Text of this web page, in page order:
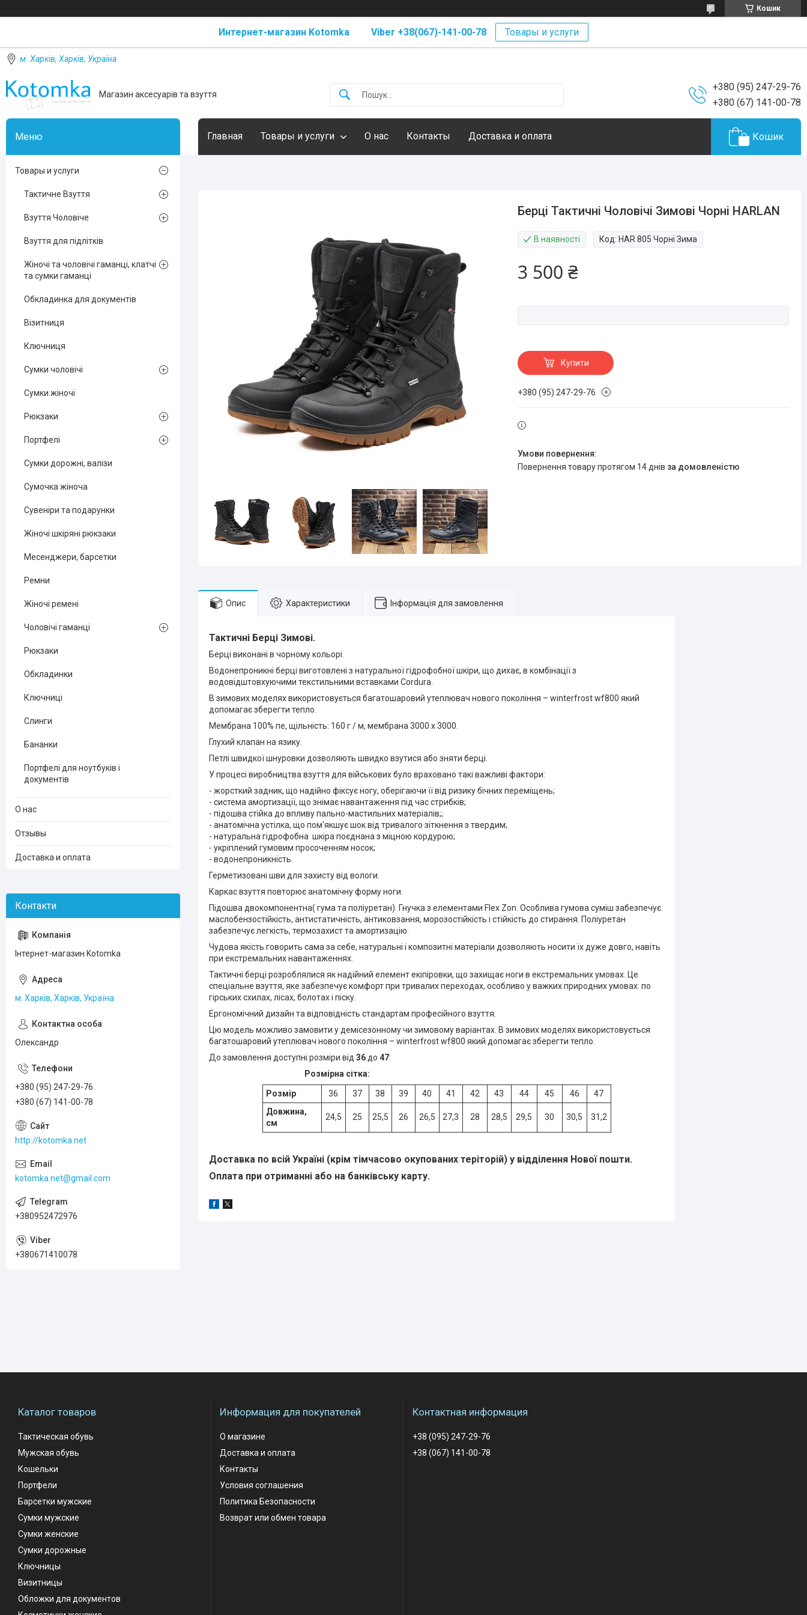
Кошик
Интернет-магазин Kotomka Viber +38(067)-141-00-78 Товары и услуги
м. Харків, Харків, Україна
Магазин аксесуарів та взуття
+380 (95) 247-29-76
+380 (67) 141-00-78
Главная Товары и услуги О нас Контакты Доставка и оплата Кошик
Берці Тактичні Чоловічі Зимові Чорні HARLAN
В наявності Код: HAR 805 Чорні Зима
3 500 ₴
Купити
+380 (95) 247-29-76
повернення товару протягом 14 днів за домовленістю
Опис Характеристики Інформація для замовлення
Тактичні Берці Зимові.
Берці виконані в чорному кольорі.
Водонепроникні берці виготовлені з натуральної гідрофобної шкіри, що дихає, в комбінації з
водовідштовхуючими текстильними вставками Cordura.
В зимових моделях використовується багатошаровий утеплювач нового покоління – winterfrost wf800 який
допомагає зберегти тепло.
Мембрана 100% пе, щільність: 160 г / м, мембрана 3000 х 3000.
Глухий клапан на язику.
Петлі швидкої шнуровки дозволяють швидко взутися або зняти берці.
У процесі виробництва взуття для військових було враховано такі важливі фактори:
- жорсткий задник, що надійно фіксує ногу, оберігаючи її від ризику бічних переміщень;
- система амортизації, що знімає навантаження під час стрибків;
- підошва стійка до впливу пально-мастильних матеріалів;;
- анатомічна устілка, що пом'якшує шок від тривалого зіткнення з твердим;
- натуральна гідрофобна шкіра поєднана з міцною кордурою;
- укріплений гумовим просоченням носок;
- водонепроникність.
Герметизовані шви для захисту від вологи.
Каркас взуття повторює анатомічну форму ноги.
Підошва двокомпонентна( гума та поліуретан). Гнучка з елементами Flex Zon. Особлива гумова суміш забезпечує
маслобензостійкість, антистатичність, антиковзання, морозостійкість і стійкість до стирання. Поліуретан
забезпечує легкість, термозахист та амортизацію.
Чудова якість говорить сама за себе, натуральні і композитні матеріали дозволяють носити їх дуже довго, навіть
при екстремальних навантаженнях.
Тактичні берці розроблялися як надійний елемент екіпіровки, що захищає ноги в екстремальних умовах. Це
спеціальне взуття, яке забезпечує комфорт при тривалих переходах, особливо у важких природних умовах: по
гірських схилах, лісах, болотах і піску.
Ергономічний дизайн та відповідність стандартам професійного взуття.
Цю модель можливо замовити у демісезонномучи зимовому варіантах. В зимових моделях використовується
багатошаровий утеплювач нового покоління – winterfrost wf800 який допомагає зберегти тепло.
До замовлення доступні розміри від 36 до 47:
Розмірна сітка:
Розмір 36 37 38 39 40 41 42 43 44 45 46
47
Довжина,
см
24,5 25 25,5 26 26,5 27,3 28 28,5 29,5 30 30,5 31,2
Доставка по всій Україні (крім тімчасово окупованих теріторій) у відділення Нової пошти.
Оплата при отриманні або на банківську карту.
Товары и услуги
Тактичне Взуття
Взуття Чоловіче
Взуття для підлітків
Жіночі та чоловічі гаманці, клатчі
та сумки гаманці
Обкладинка для документів
Візитниця
Ключниця
Сумки чоловічі
Сумки жіночі
Рюкзаки
Портфелі
Сумки дорожні, валізи
Сумочка жіноча
Сувеніри та подарунки
Жіночі шкіряні рюкзаки
Месенджери, барсетки
Ремни
Жіночі ремені
Чоловічі гаманці
Рюкзаки
Обкладинки
Ключниці
Слинги
Бананки
Портфелі для ноутбуків і
документів
О нас
Отзывы
Доставка и оплата
Інтернет-магазин Kotomka
м. Харків, Харків, Україна
Олександр
+380 (95) 247-29-76
+380 (67) 141-00-78
http://kotomka.net
kotomka.net@gmail.com
+380952472976
+380671410078
Каталог товаров
Тактическая обувь
Мужская обувь
Кошельки
Портфели
Барсетки мужские
Сумки мужские
Сумки женские
Сумки дорожные
Ключницы
Визитницы
Обложки для документов
Информация для покупателей
О магазине
Доставка и оплата
Контакты
Условия соглашения
Политика Безопасности
Возврат или обмен товара
Контактная информация
+38 (095) 247-29-76
+38 (067) 141-00-78